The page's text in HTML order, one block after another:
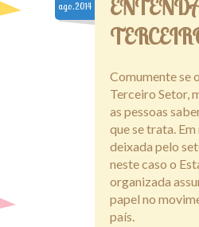
Transparência
ago.2014
Comumente se
Terceiro Setor,
as pessoas
que se trata.
deixada pelo
neste caso o
organizada
papel no
país.